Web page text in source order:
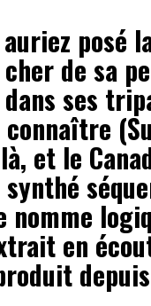
posé
de sa
ses
et le
nomme
en